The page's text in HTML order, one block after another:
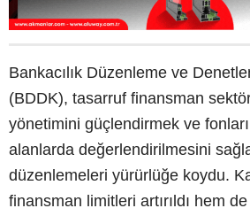
Bankacılık Düzenleme ve
(BDDK), tasarruf finansman
yönetimini güçlendirmek ve
alanlarda değerlendirilmesini
düzenlemeleri yürürlüğe koydu.
finansman limitleri artırıldı hem